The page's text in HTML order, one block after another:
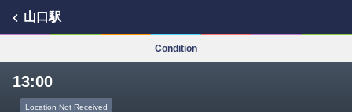
山口駅
Condition
13:00
Location Not Received